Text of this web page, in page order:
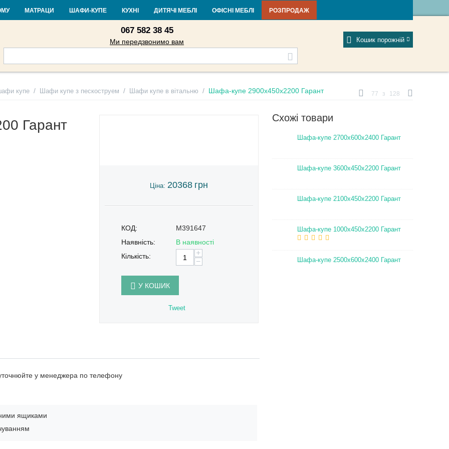
Контакти Доставка і оплата Гарантія та повернення Кредит Статті та новини Фабрики
067 582 38 45
Ми передзвонимо вам Кошик порожній
МАТРАЦИ ШАФИ-КУПЕ КУХНІ ДИТЯЧІ МЕБЛІ ОФІСНІ МЕБЛІ РОЗПРОДАЖ
купе / Шафи купе з пескоструем / Шафи купе в вітальню / Шафа-купе 2900х450х2200 Гарант 77 з 128
Гарант
Ціна: 20368 грн
КОД:
M391647
Наявність:
В наявності
Кількість:
+
−
У КОШИК
Tweet
у менеджера по телефону
ящиками
Схожі товари
Шафа-купе 2700х600х2400 Гарант
Шафа-купе 3600х450х2200 Гарант
Шафа-купе 2100х450х2200 Гарант
Шафа-купе 1000х450х2200 Гарант
Шафа-купе 2500х600х2400 Гарант